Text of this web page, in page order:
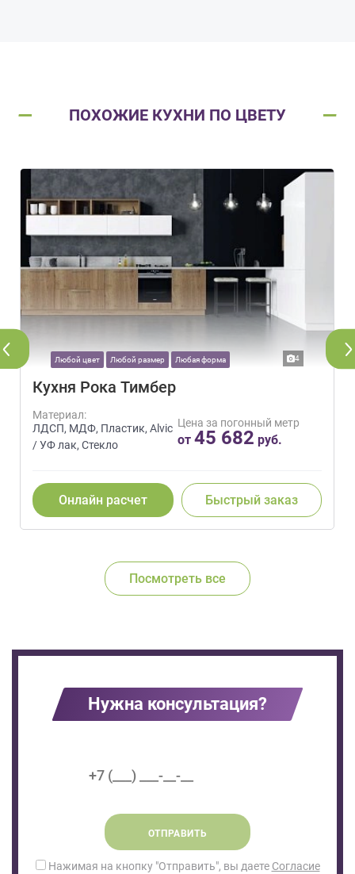
ПОХОЖИЕ КУХНИ ПО ЦВЕТУ
Любой цвет Любой размер Любая форма 4
Кухня Рока Тимбер
Материал:
ЛДСП, МДФ, Пластик, Alvic
/ УФ лак, Стекло
Цена за погонный метр
от 45 682 руб.
Онлайн расчет Быстрый заказ
Посмотреть все
Нужна консультация?
ОТПРАВИТЬ
Нажимая на кнопку "Отправить", вы даете Согласие